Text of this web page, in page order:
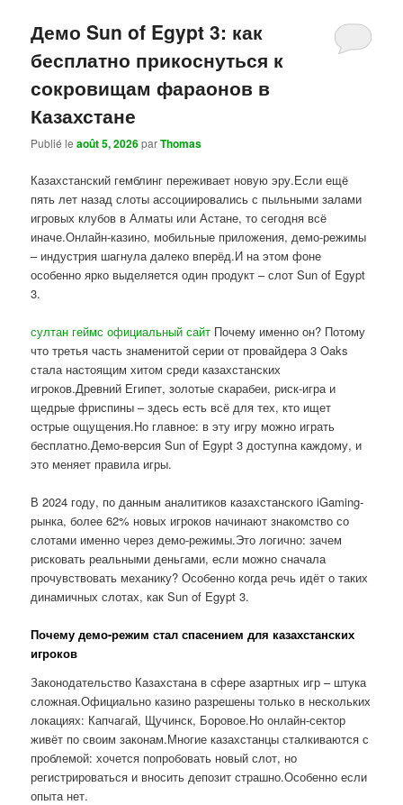
Демо Sun of Egypt 3: как
бесплатно прикоснуться к
сокровищам фараонов в
Казахстане
Publié leaoût 5, 2026parThomas
Казахстанский гемблинг переживает новую эру.Если ещё
пять лет назад слоты ассоциировались с пыльными залами
игровых клубов в Алматы или Астане, то сегодня всё
иначе.Онлайн-казино, мобильные приложения, демо-режимы
– индустрия шагнула далеко вперёд.И на этом фоне
особенно ярко выделяется один продукт – слот Sun of Egypt
3.
султан геймс официальный сайт Почему именно он? Потому
что третья часть знаменитой серии от провайдера 3 Oaks
стала настоящим хитом среди казахстанских
игроков.Древний Египет, золотые скарабеи, риск-игра и
щедрые фриспины – здесь есть всё для тех, кто ищет
острые ощущения.Но главное: в эту игру можно играть
бесплатно.Демо-версия Sun of Egypt 3 доступна каждому, и
это меняет правила игры.
В 2024 году, по данным аналитиков казахстанского iGaming-
рынка, более 62% новых игроков начинают знакомство со
слотами именно через демо-режимы.Это логично: зачем
рисковать реальными деньгами, если можно сначала
прочувствовать механику? Особенно когда речь идёт о таких
динамичных слотах, как Sun of Egypt 3.
Почему демо-режим стал спасением для казахстанских
игроков
Законодательство Казахстана в сфере азартных игр – штука
сложная.Официально казино разрешены только в нескольких
локациях: Капчагай, Щучинск, Боровое.Но онлайн-сектор
живёт по своим законам.Многие казахстанцы сталкиваются с
проблемой: хочется попробовать новый слот, но
регистрироваться и вносить депозит страшно.Особенно если
опыта нет.